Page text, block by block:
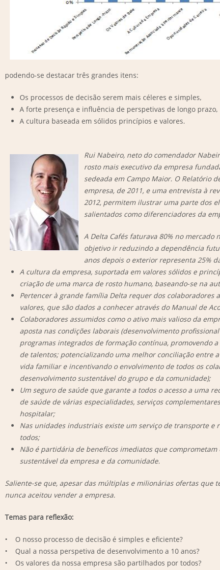
podendo-se destacar três grandes itens:
Os processos de decisão serem mais céleres e simples,
A forte presença e influência de perspetivas de longo prazo,
A cultura baseada em sólidos princípios e valores.
Rui Nabeiro, neto do comendador
rosto mais executivo da empresa
sedeada em Campo Maior. O Relatório
empresa, de 2011, e uma entrevista à
2012, permitem ilustrar uma parte dos
salientados como diferenciadores da
A Delta Cafés faturava 80% no mercado
objetivo ir reduzindo a dependência
anos depois o exterior representa 25%
A cultura da empresa, suportada em valores sólidos e
criação de uma marca de rosto humano, baseando-se na
Pertencer à grande família Delta requer dos colaboradores
valores, que são dados a conhecer através do Manual de
Colaboradores assumidos como o ativo mais valioso da
aposta nas condições laborais (desenvolvimento
programas integrados de formação contínua, promovendo
de talentos; potencializando uma melhor conciliação entre
vida familiar e incentivando o envolvimento de todos os
desenvolvimento sustentável do grupo e da comunidade);
Um seguro de saúde que garante a todos o acesso a uma
de saúde de várias especialidades, serviços
hospitalar;
Nas unidades industriais existe um serviço de transporte e
todos;
Não é partidária de benefícos imediatos que comprometam
sustentável da empresa e da comunidade.
Saliente-se que, apesar das múltiplas e milionárias ofertas que
nunca aceitou vender a empresa.
Temas para reflexão:
• O nosso processo de decisão é simples e eficiente?
• Qual a nossa perspetiva de desenvolvimento a 10 anos?
• Os valores da nossa empresa são partilhados por todos?